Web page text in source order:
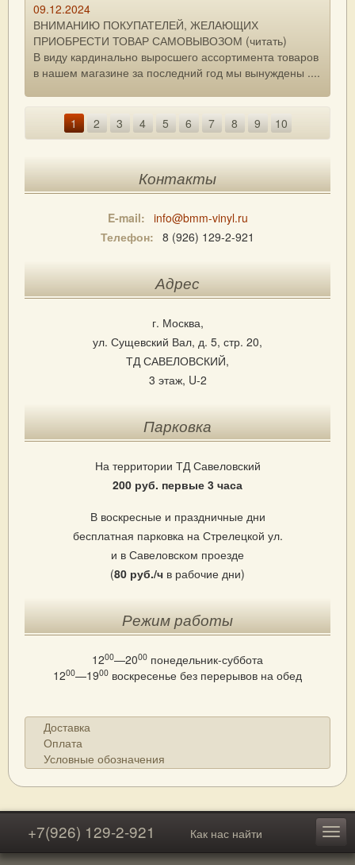
09.12.2024
ВНИМАНИЮ ПОКУПАТЕЛЕЙ, ЖЕЛАЮЩИХ
ПРИОБРЕСТИ ТОВАР САМОВЫВОЗОМ (читать)
В виду кардинально выросшего ассортимента товаров
в нашем магазине за последний год мы вынуждены ....
1 2 3 4 5 6 7 8 9 10
Контакты
E-mail: info@bmm-vinyl.ru
Телефон: 8 (926) 129-2-921
Адрес
г. Москва,
ул. Сущевский Вал, д. 5, стр. 20,
ТД САВЕЛОВСКИЙ,
3 этаж, U-2
Парковка
На территории ТД Савеловский
200 руб. первые 3 часа
В воскресные и праздничные дни
бесплатная парковка на Стрелецкой ул.
и в Савеловском проезде
(80 руб./ч в рабочие дни)
Режим работы
1200—2000 понедельник-суббота
1200—1900 воскресенье без перерывов на обед
Доставка
Оплата
Условные обозначения
+7(926) 129-2-921 Как нас найти